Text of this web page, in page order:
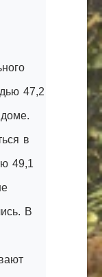
47,2
в
49,1
В